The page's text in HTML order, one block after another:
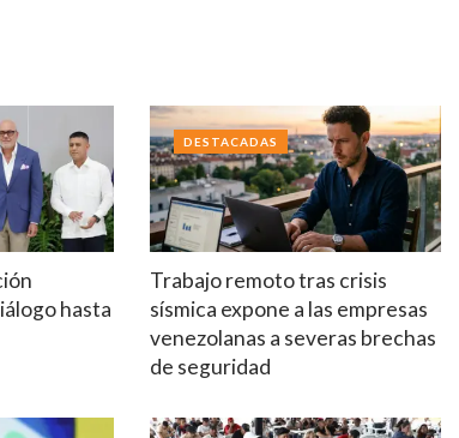
hasta
Trabajo remoto tras crisis
sísmica expone a las empresas
venezolanas a severas brechas
de seguridad
DESTACADAS